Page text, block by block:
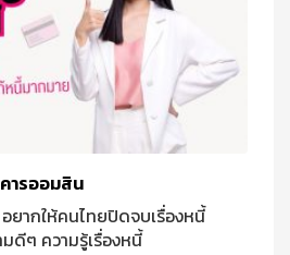
ารออมสิน
ยากให้คนไทยปิดจบเรื่องหนี้
ดีๆ ความรู้เรื่องหนี้